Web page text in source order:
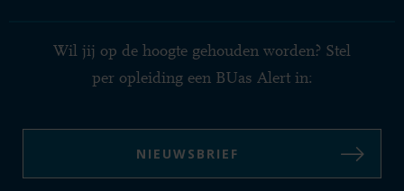
Wil jij op de hoogte gehouden worden? Stel
per opleiding een BUas Alert in:
NIEUWSBRIEF